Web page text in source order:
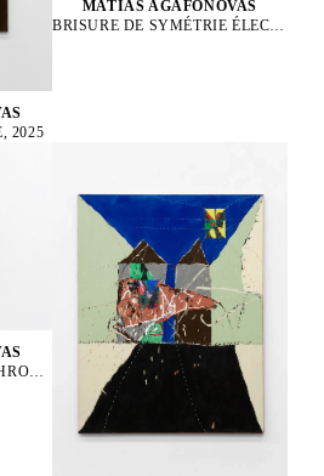
2025
MATIAS AGAFONOVAS
BRISURE DE SYMÉTRIE ÉLECTROFAIBLE, 2025
FUNKY CATERPILLAR SHROOM PARTY, 2025